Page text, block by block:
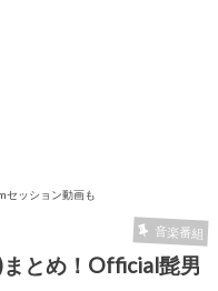
セッション動画も
音楽番組
とめ！Official髭男